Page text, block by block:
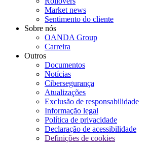
Market news
Sentimento do cliente
Sobre nós
OANDA Group
Carreira
Outros
Documentos
Notícias
Cibersegurança
Atualizações
Exclusão de responsabilidade
Informação legal
Política de privacidade
Declaração de acessibilidade
Definições de cookies